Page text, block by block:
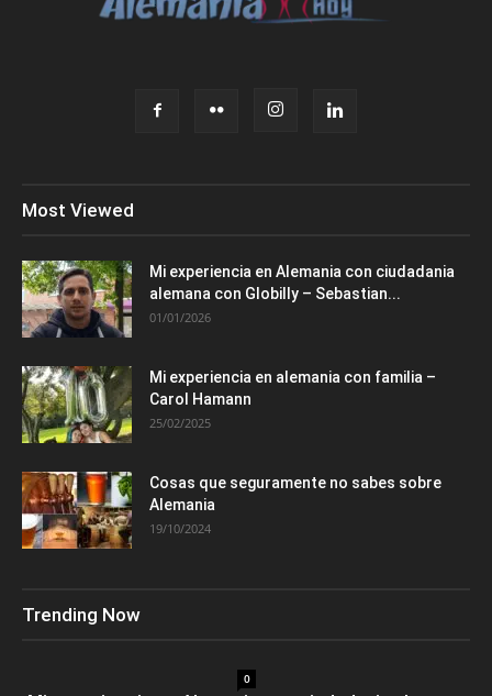
Most Viewed
Mi experiencia en Alemania con ciudadania
alemana con Globilly – Sebastian...
01/01/2026
Mi experiencia en alemania con familia –
Carol Hamann
25/02/2025
Cosas que seguramente no sabes sobre
Alemania
19/10/2024
Trending Now
0